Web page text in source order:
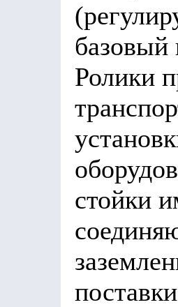
базовый
Ролики
стойки